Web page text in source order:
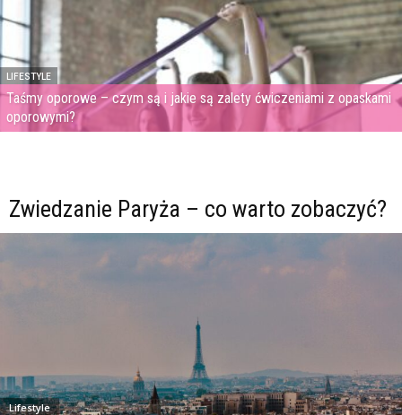
LIFESTYLE
Taśmy oporowe – czym są i jakie są zalety ćwiczeniami z opaskami
oporowymi?
Zwiedzanie Paryża – co warto zobaczyć?
Lifestyle